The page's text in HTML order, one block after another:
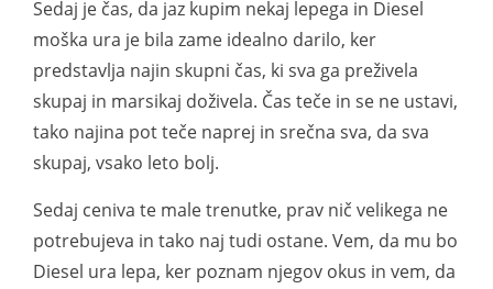
Sedaj je čas, da jaz kupim nekaj lepega in Diesel
moška ura je bila zame idealno darilo, ker
predstavlja najin skupni čas, ki sva ga preživela
skupaj in marsikaj doživela. Čas teče in se ne ustavi,
tako najina pot teče naprej in srečna sva, da sva
skupaj, vsako leto bolj.
Sedaj ceniva te male trenutke, prav nič velikega ne
potrebujeva in tako naj tudi ostane. Vem, da mu bo
Diesel ura lepa, ker poznam njegov okus in vem, da